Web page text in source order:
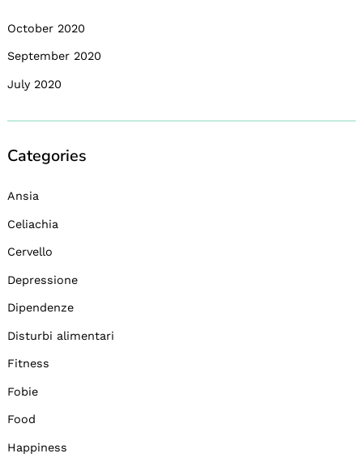
October 2020
September 2020
July 2020
Categories
Ansia
Celiachia
Cervello
Depressione
Dipendenze
Disturbi alimentari
Fitness
Fobie
Food
Happiness